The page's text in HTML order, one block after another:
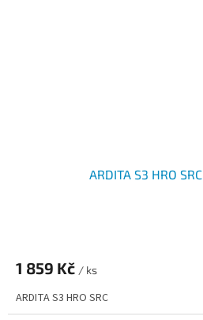
ARDITA S3 HRO SRC
1 859 Kč / ks
ARDITA S3 HRO SRC